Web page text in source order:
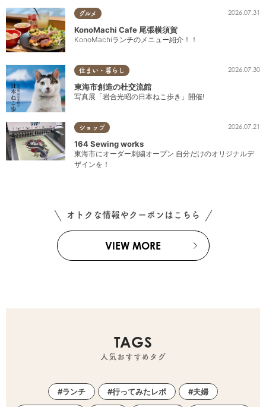
グルメ 2026.07.31
KonoMachi Cafe 尾張横須賀
KonoMachiランチのメニュー紹介！！
住まい・暮らし 2026.07.30
東海市創造の杜交流館
写真展「岩合光昭の日本ねこ歩き」開催!
ショップ 2026.07.21
164 Sewing works
東海市にオーダー刺繍オープン 自分だけのオリジナルデ
ザインを！
オトクな情報やクーポンはこちら
VIEW MORE
TAGS
人気おすすめタグ
ランチ 行ってみたレポ 夫婦